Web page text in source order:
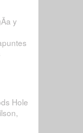
y
Hole